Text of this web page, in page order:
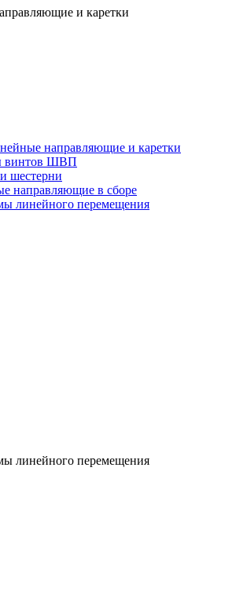
и каретки
направляющие и каретки
винтов ШВП
шестерни
направляющие в сборе
линейного перемещения
линейного перемещения